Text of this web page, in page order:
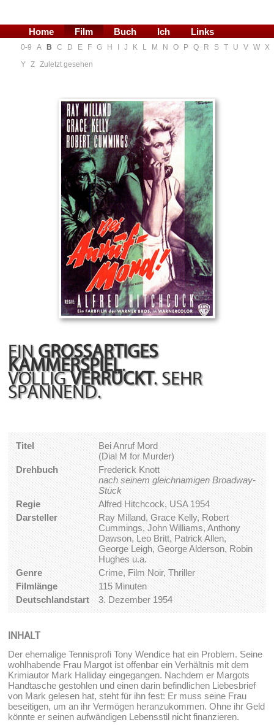
Home Film Buch Ich Links
0-9 A B C D E F G H J K L M N O P Q R S T U V W X
Y Z Zuletzt gesehen
EINGROSSARTIGES K
AMMERSPIEL .
VÖLLIG VERRÜCKT. SEHR
SPANNEND.
Titel
Bei Anruf Mord
(Dial M for Murder)
Drehbuch
Frederick Knott
nach seinem gleichnamigen Broadway-
Stück
Regie
Alfred Hitchcock, USA 1954
Darsteller
Ray Milland, Grace Kelly, Robert
Cummings, John Williams, Anthony
Dawson, Leo Britt, Patrick Allen,
George Leigh, George Alderson, Robin
Hughes u.a.
Genre
Crime, Film Noir, Thriller
Filmlänge
115 Minuten
Deutschlandstart
3. Dezember 1954
INHALT
Der ehemalige Tennisprofi Tony Wendice hat ein Problem. Seine
wohlhabende Frau Margot ist offenbar ein Verhältnis mit dem
Krimiautor Mark Halliday eingegangen. Nachdem er Margots
Handtasche gestohlen und einen darin befindlichen Liebesbrief
von Mark gelesen hat, steht für ihn fest: Er muss seine Frau
beseitigen, um an ihr Vermögen heranzukommen. Ohne ihr Geld
könnte er seinen aufwändigen Lebensstil nicht finanzieren.